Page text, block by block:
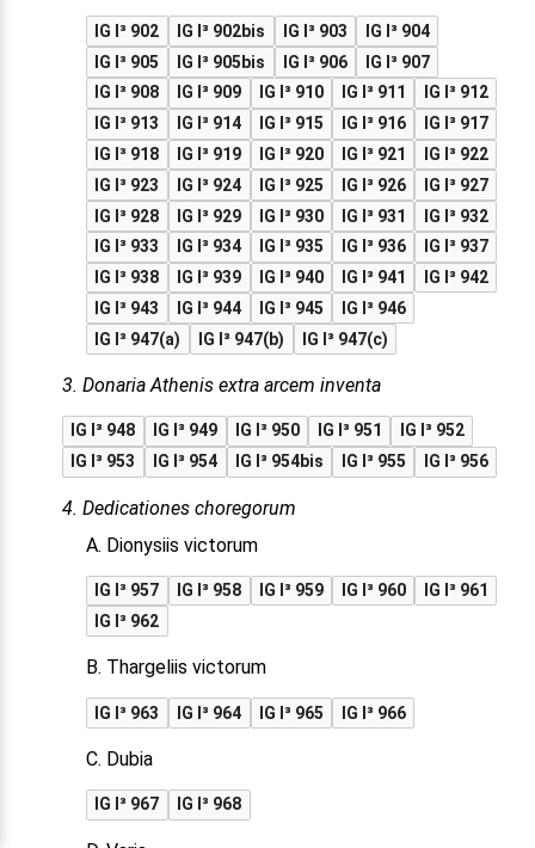
IG I³ 902 IG I³ 902bis IG I³ 903
IG I³ 904
IG I³ 905
IG I³ 905bis IG I³ 906
IG I³ 907
IG I³ 908
IG I³ 909 IG I³ 910 IG I³ 911
IG I³ 912
IG I³ 913
IG I³ 914 IG I³ 915 IG I³ 916
IG I³ 917
IG I³ 918
IG I³ 919 IG I³ 920 IG I³ 921
IG I³ 922
IG I³ 923
IG I³ 924 IG I³ 925 IG I³ 926
IG I³ 927
IG I³ 928
IG I³ 929 IG I³ 930 IG I³ 931
IG I³ 932
IG I³ 933
IG I³ 934 IG I³ 935 IG I³ 936
IG I³ 937
IG I³ 938
IG I³ 939 IG I³ 940 IG I³ 941
IG I³ 942
IG I³ 943
IG I³ 944 IG I³ 945
IG I³ 946
IG I³ 947(a)
IG I³ 947(b) IG I³ 947(c)
3. Donaria Athenis extra arcem inventa
IG I³ 948 IG I³ 949 IG I³ 950 IG I³ 951
IG I³ 952
IG I³ 953
IG I³ 954 IG I³ 954bis IG I³ 955 IG I³ 956
4. Dedicationes choregorum
A. Dionysiis victorum
IG I³ 957 IG I³ 958 IG I³ 959 IG I³ 960
IG I³ 961
IG I³ 962
B. Thargeliis victorum
IG I³ 963 IG I³ 964 IG I³ 965 IG I³ 966
C. Dubia
IG I³ 967 IG I³ 968